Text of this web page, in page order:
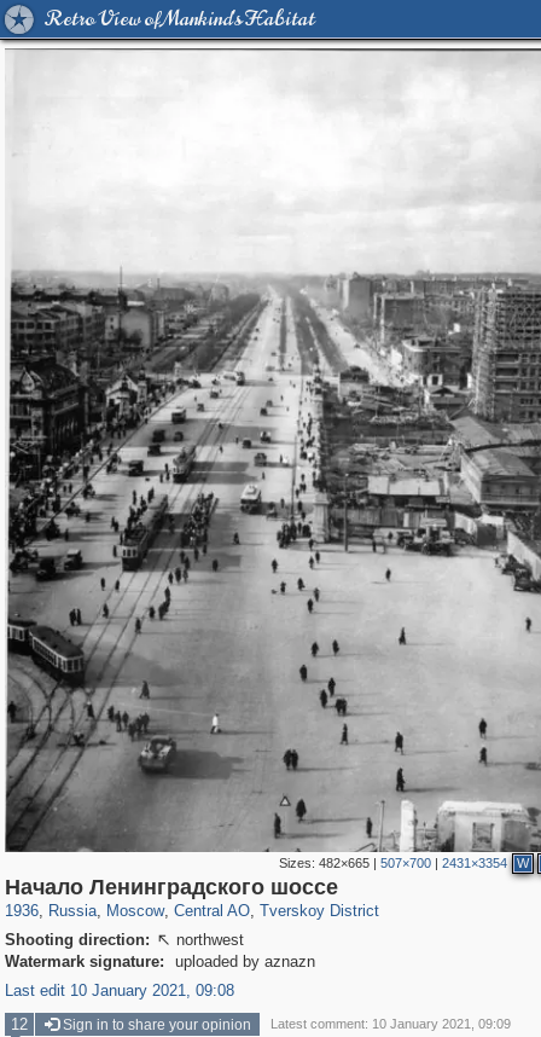
Retro View of Mankind's Habitat
Sizes: 482×665| 507×700| 2431×3354 W
Начало Ленинградского шоссе
1936, Russia
1,407,401 29,248
, Moscow
319,882 8,286
, Central AO
160,021 5,916
, Tverskoy District
53,055 2,283
Shooting direction:  northwest
Watermark signature:
uploaded by aznazn
Last edit 10 January 2021, 09:08
12
Sign in to share your opinion Latest comment: 10 January 2021, 09:09